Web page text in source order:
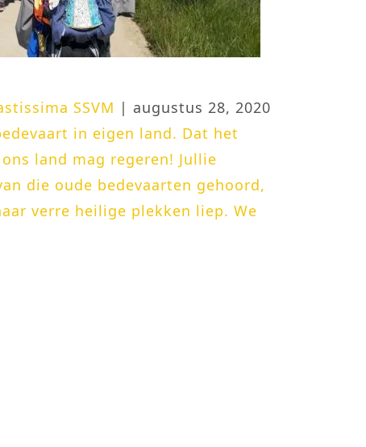
SSVM | augustus 28, 2020
in eigen land. Dat het
land mag regeren! Jullie
die oude bedevaarten gehoord,
verre heilige plekken liep. We